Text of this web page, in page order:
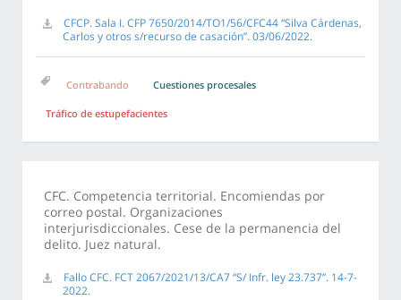
CFCP. Sala I. CFP 7650/2014/TO1/56/CFC44 “Silva Cárdenas,
Carlos y otros s/recurso de casación”. 03/06/2022.
Contrabando Cuestiones procesales
Tráfico de estupefacientes
CFC. Competencia territorial. Encomiendas por
correo postal. Organizaciones
interjurisdiccionales. Cese de la permanencia del
delito. Juez natural.
Fallo CFC. FCT 2067/2021/13/CA7 “S/ Infr. ley 23.737”. 14-7-
2022.